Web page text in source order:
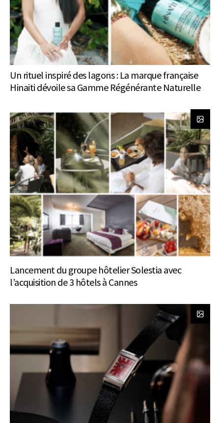
Un rituel inspiré des lagons : La marque française
Hinaiti dévoile sa Gamme Régénérante Naturelle
Lancement du groupe hôtelier Solestia avec
l’acquisition de 3 hôtels à Cannes